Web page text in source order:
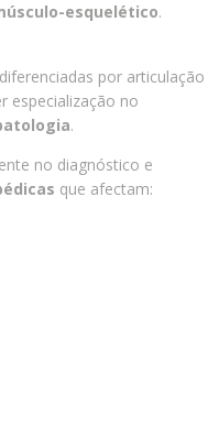
esquelético.
por articulação
especialização no
.
no diagnóstico e
que afectam: